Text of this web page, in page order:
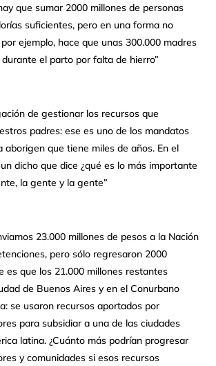
que sumar 2000 millones de personas
suficientes, pero en una forma no
ejemplo, hace que unas 300.000 madres
el parto por falta de hierro”
de gestionar los recursos que
padres: ese es uno de los mandatos
aborigen que tiene miles de años. En el
dicho que dice ¿qué es lo más importante
la gente y la gente”
23.000 millones de pesos a la Nación
pero sólo regresaron 2000
es que los 21.000 millones restantes
de Buenos Aires y en el Conurbano
se usaron recursos aportados por
para subsidiar a una de las ciudades
latina. ¿Cuánto más podrían progresar
y comunidades si esos recursos